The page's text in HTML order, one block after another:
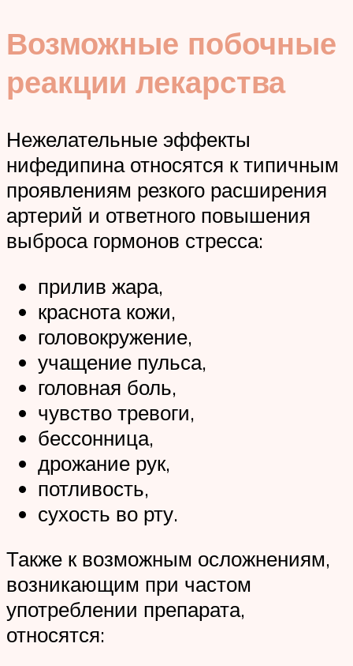
Возможные побочные
реакции лекарства
Нежелательные эффекты
нифедипина относятся к типичным
проявлениям резкого расширения
артерий и ответного повышения
выброса гормонов стресса:
прилив жара,
краснота кожи,
головокружение,
учащение пульса,
головная боль,
чувство тревоги,
бессонница,
дрожание рук,
потливость,
сухость во рту.
Также к возможным осложнениям,
возникающим при частом
употреблении препарата,
относятся: